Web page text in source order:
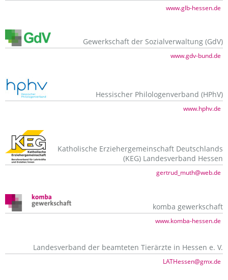
www.glb-hessen.de
Gewerkschaft der Sozialverwaltung (GdV)
www.gdv-bund.de
Hessischer Philologenverband (HPhV)
www.hphv.de
Katholische Erziehergemeinschaft Deutschlands
(KEG) Landesverband Hessen
gertrud_muth@web.de
komba gewerkschaft
www.komba-hessen.de
Landesverband der beamteten Tierärzte in Hessen e. V.
LATHessen@gmx.de